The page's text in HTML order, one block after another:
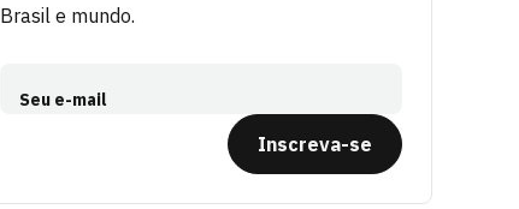
Brasil e mundo.
Seu e-mail
Inscreva-se